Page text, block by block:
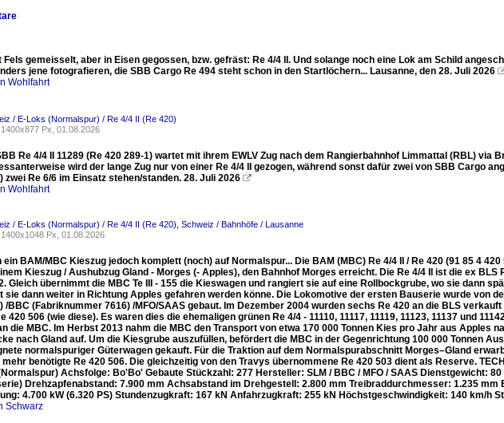
Fels gemeisselt, aber in Eisen gegossen, bzw. gefräst: Re 4/4 II. Und solange noch eine Lok am Schild
jene fotografieren, die SBB Cargo Re 494 steht schon in den Startlöchern... Lausanne, den 28. Juli 2026
Wohlfahrt
/ E-Loks (Normalspur) / Re 4/4 II (Re 420)
1400x877 Px, 01.08.2026
Re 4/4 II 11289 (Re 420 289-1) wartet mit ihrem EWLV Zug nach dem Rangierbahnhof Limmattal (RBL) via
wird der lange Zug nur von einer Re 4/4 II gezogen, während sonst dafür zwei von SBB Cargo
zwei Re 6/6 im Einsatz stehen/standen. 28. Juli 2026 
Wohlfahrt
/ E-Loks (Normalspur) / Re 4/4 II (Re 420) Schweiz / Bahnhöfe / Lausanne
1400x1048 Px, 01.08.2026
ein BAM/MBC Kieszug jedoch komplett (noch) auf Normalspur... Die BAM (MBC) Re 4/4 II / Re 420 (91 85 4
Kieszug / Aushubzug Gland - Morges (- Apples), den Bahnhof Morges erreicht. Die Re 4/4 II ist die ex BLS
Gleich übernimmt die MBC Te III - 155 die Kieswagen und rangiert sie auf eine Rollbockgrube, wo sie dann
sie dann weiter in Richtung Apples gefahren werden könne. Die Lokomotive der ersten Bauserie wurde von
/BBC (Fabriknummer 7616) /MFO/SAAS gebaut. Im Dezember 2004 wurden sechs Re 420 an die BLS
420 506 (wie diese). Es waren dies die ehemaligen grünen Re 4/4 - 11110, 11117, 11119, 11123, 11137 und
die MBC. Im Herbst 2013 nahm die MBC den Transport von etwa 170 000 Tonnen Kies pro Jahr aus Apples
nach Gland auf. Um die Kiesgrube auszufüllen, befördert die MBC in der Gegenrichtung 100 000 Tonnen
normalspuriger Güterwagen gekauft. Für die Traktion auf dem Normalspurabschnitt Morges–Gland
benötigte Re 420 506. Die gleichzeitig von den Travys übernommene Re 420 503 dient als Reserve.
Achsfolge: Bo'Bo' Gebaute Stückzahl: 277 Hersteller: SLM / BBC / MFO / SAAS Dienstgewicht:
Drehzapfenabstand: 7.900 mm Achsabstand im Drehgestell: 2.800 mm Treibraddurchmesser: 1.235 mm
4.700 kW (6.320 PS) Stundenzugkraft: 167 kN Anfahrzugkraft: 255 kN Höchstgeschwindigkeit: 140 km/h
Schwarz